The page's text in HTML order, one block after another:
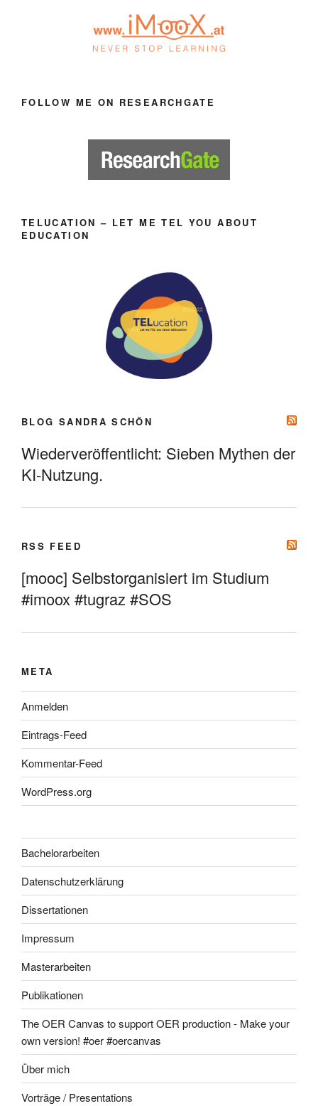
FOLLOW ME ON RESEARCHGATE
TELUCATION – LET ME TEL YOU ABOUT
EDUCATION
BLOG SANDRA SCHÖN
Wiederveröffentlicht: Sieben Mythen der
KI-Nutzung.
RSS FEED
[mooc] Selbstorganisiert im Studium
#imoox #tugraz #SOS
META
Anmelden
Eintrags-Feed
Kommentar-Feed
WordPress.org
Bachelorarbeiten
Datenschutzerklärung
Dissertationen
Impressum
Masterarbeiten
Publikationen
The OER Canvas to support OER production - Make your
own version! #oer #oercanvas
Über mich
Vorträge / Presentations